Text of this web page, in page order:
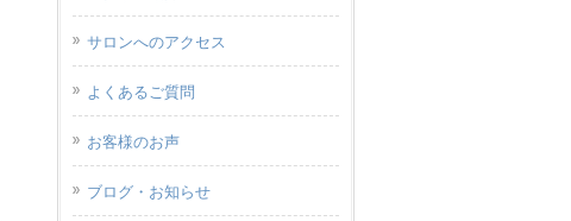
サロンへのアクセス
よくあるご質問
お客様のお声
ブログ・お知らせ